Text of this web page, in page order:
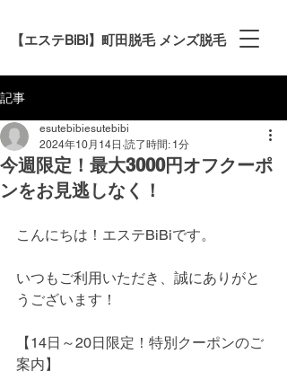
【エステBiBi】町田脱毛 メンズ脱毛
記事
今週限定！最大3000円オフクーポ
ンをお見逃しなく！
esutebibiesutebibi
2024年10月14日 読了時間: 1分
こんにちは！エステBiBiです。
いつもご利用いただき、誠にありがと
うございます！
【14日～20日限定！特別クーポンのご
案内】